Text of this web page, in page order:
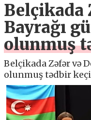
Belçikada
Bayrağı
olunmuş
Belçikada Zəfər və
olunmuş tədbir